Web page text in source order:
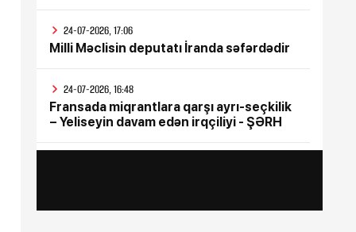
24-07-2026, 17:06
Milli Məclisin deputatı İranda səfərdədir
24-07-2026, 16:48
Fransada miqrantlara qarşı ayrı-seçkilik
– Yeliseyin davam edən irqçiliyi - ŞƏRH